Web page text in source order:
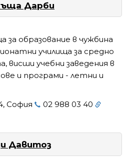
Дарби
образование в чужбина
училища за средно
висши учебни заведения в
и програми - летни и
София
02 988 03 40
Давитоз